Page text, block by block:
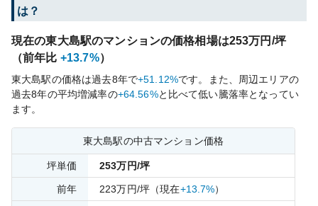
は？
現在の東大島駅のマンションの価格相場は253万円/坪
（前年比 +13.7%）
東大島駅の価格は過去8年で+51.12%です。
また、周辺エリアの
過去8年の平均増減率の+64.56%と比べて低い騰落率となってい
ます。
東大島駅の中古マンション価格
坪単価 253万円/坪
前年 223万円/坪 （現在+13.7%）